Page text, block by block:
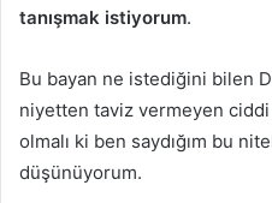
tanışmak istiyorum.
Bu bayan ne istediğini bilen
niyetten taviz vermeyen ciddi
olmalı ki ben saydığım bu
düşünüyorum.